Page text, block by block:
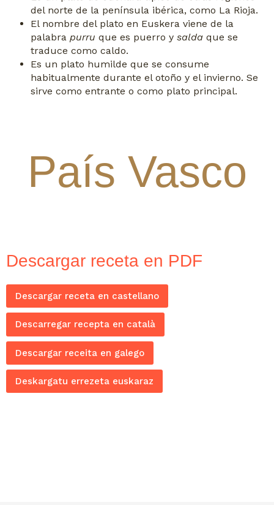
del norte de la península ibérica, como La Rioja.
El nombre del plato en Euskera viene de la
palabra purru que es puerro y salda que se
traduce como caldo.
Es un plato humilde que se consume
habitualmente durante el otoño y el invierno. Se
sirve como entrante o como plato principal.
País Vasco
Descargar receta en PDF
Descargar receta en castellano
Descarregar recepta en català
Descargar receita en galego
Deskargatu errezeta euskaraz